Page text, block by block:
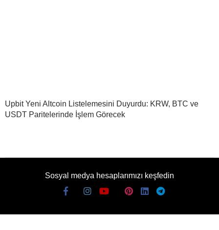
Upbit Yeni Altcoin Listelemesini Duyurdu: KRW, BTC ve
USDT Paritelerinde İşlem Görecek
Sosyal medya hesaplarımızı keşfedin